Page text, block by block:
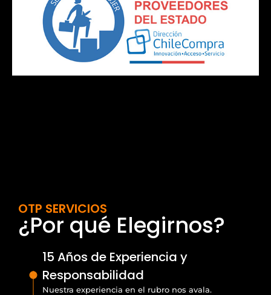
OTP SERVICIOS
¿Por qué Elegirnos?
15 Años de Experiencia y
Responsabilidad
Nuestra experiencia en el rubro nos avala.